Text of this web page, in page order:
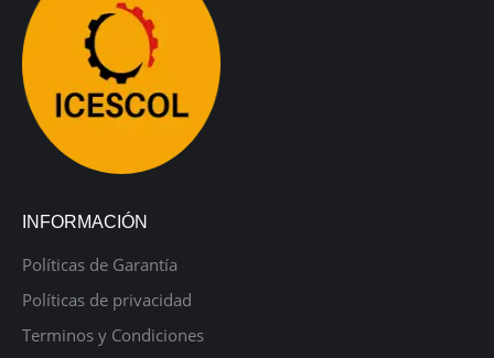
INFORMACIÓN
Políticas de Garantía
Políticas de privacidad
Terminos y Condiciones